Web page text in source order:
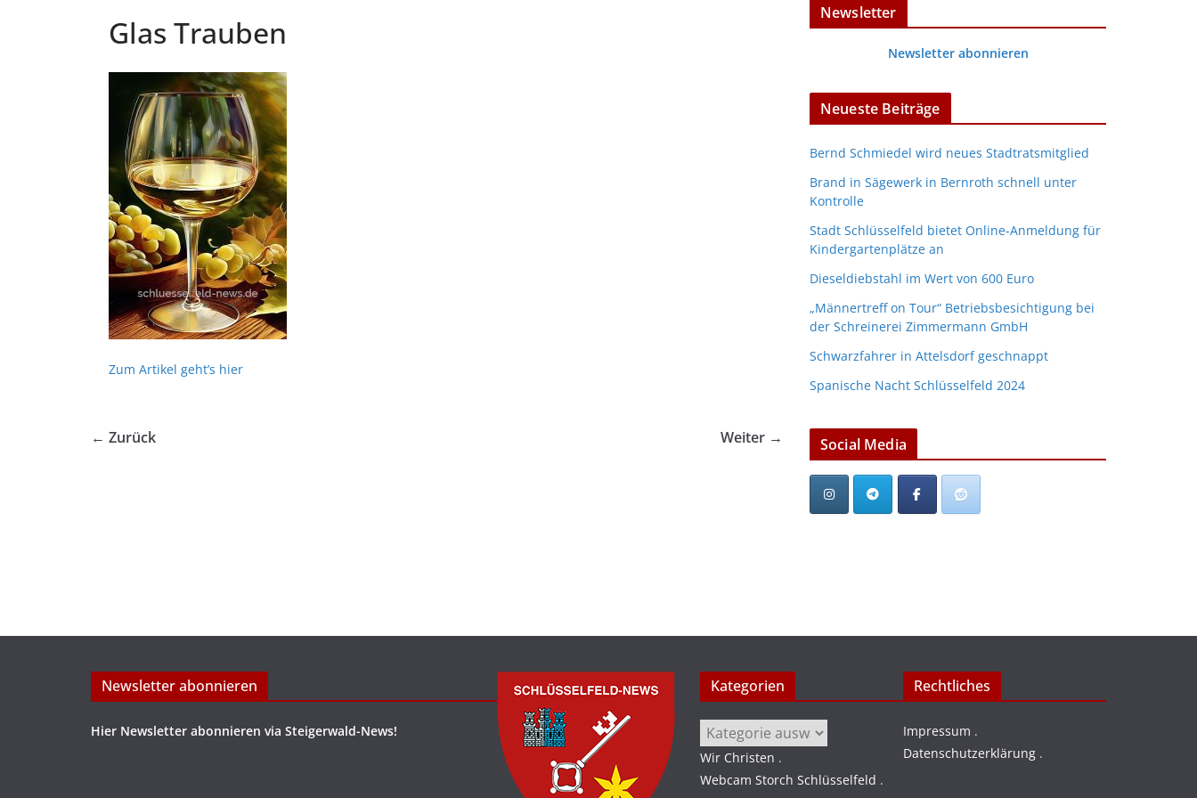
Glas Trauben
Zum Artikel geht’s hier
← Zurück Weiter →
Newsletter
Newsletter abonnieren
Neueste Beiträge
Bernd Schmiedel wird neues Stadtratsmitglied
Brand in Sägewerk in Bernroth schnell unter
Kontrolle
Stadt Schlüsselfeld bietet Online-Anmeldung für
Kindergartenplätze an
Dieseldiebstahl im Wert von 600 Euro
„Männertreff on Tour“ Betriebsbesichtigung bei
der Schreinerei Zimmermann GmbH
Schwarzfahrer in Attelsdorf geschnappt
Spanische Nacht Schlüsselfeld 2024
Social Media
Newsletter abonnieren
Hier Newsletter abonnieren via Steigerwald-News!
Kategorien
Kategorien
Wir Christen .
Webcam Storch Schlüsselfeld .
Rechtliches
Impressum .
Datenschutzerklärung .